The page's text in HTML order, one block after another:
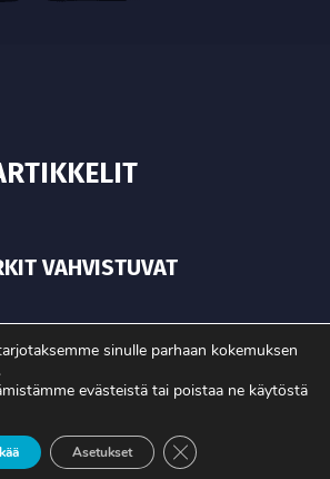
VAHVISTUVAT
TUOTANTONNE OIKEASTI
sinulle parhaan kokemuksen
evästeistä tai poistaa ne käytöstä
Asetukset Sulje evästebanneri